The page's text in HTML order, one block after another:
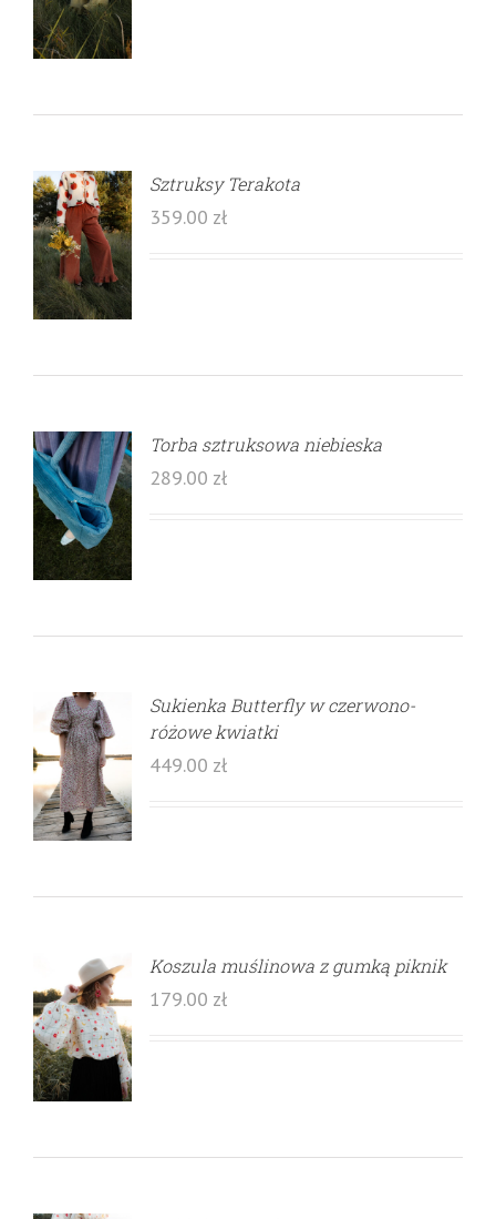
Sztruksy Terakota
359.00 zł
Torba sztruksowa niebieska
289.00 zł
Sukienka Butterfly w czerwono-
różowe kwiatki
449.00 zł
Koszula muślinowa z gumką piknik
179.00 zł